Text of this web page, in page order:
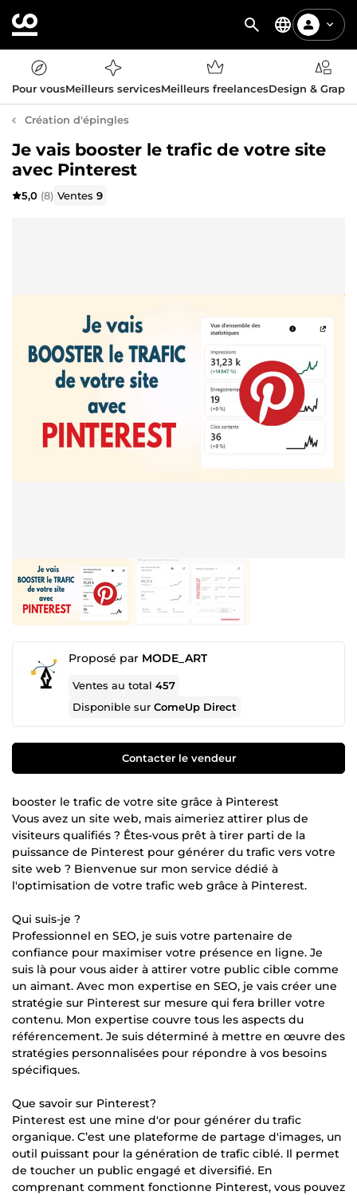
Pour vousMeilleurs servicesMeilleurs freelancesDesign &
Création d'épingles
Je vais booster le trafic de votre site
avec Pinterest
5,0 (8) Ventes9
Proposé par MODE_ART
Ventes au total457
Disponible surComeUp Direct
Contacter le vendeur
booster le trafic de votre site grâce à Pinterest
Vous avez un site web, mais aimeriez attirer plus de
visiteurs qualifiés ? Êtes-vous prêt à tirer parti de la
puissance de Pinterest pour générer du trafic vers votre
site web ? Bienvenue sur mon service dédié à
l'optimisation de votre trafic web grâce à Pinterest.
Qui suis-je ?
Professionnel en SEO, je suis votre partenaire de
confiance pour maximiser votre présence en ligne. Je
suis là pour vous aider à attirer votre public cible comme
un aimant. Avec mon expertise en SEO, je vais créer une
stratégie sur Pinterest sur mesure qui fera briller votre
contenu. Mon expertise couvre tous les aspects du
référencement. Je suis déterminé à mettre en œuvre des
stratégies personnalisées pour répondre à vos besoins
spécifiques.
Que savoir sur Pinterest?
Pinterest est une mine d'or pour générer du trafic
organique. C’est une plateforme de partage d'images, un
outil puissant pour la génération de trafic ciblé. Il permet
de toucher un public engagé et diversifié. En
comprenant comment fonctionne Pinterest, vous pouvez